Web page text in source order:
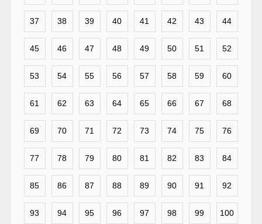
37 38 39 40 41 42 43 44
45 46 47 48 49 50 51 52
53 54 55 56 57 58 59 60
61 62 63 64 65 66 67 68
69 70 71 72 73 74 75 76
77 78 79 80 81 82 83 84
85 86 87 88 89 90 91 92
93 94 95 96 97 98 99 100